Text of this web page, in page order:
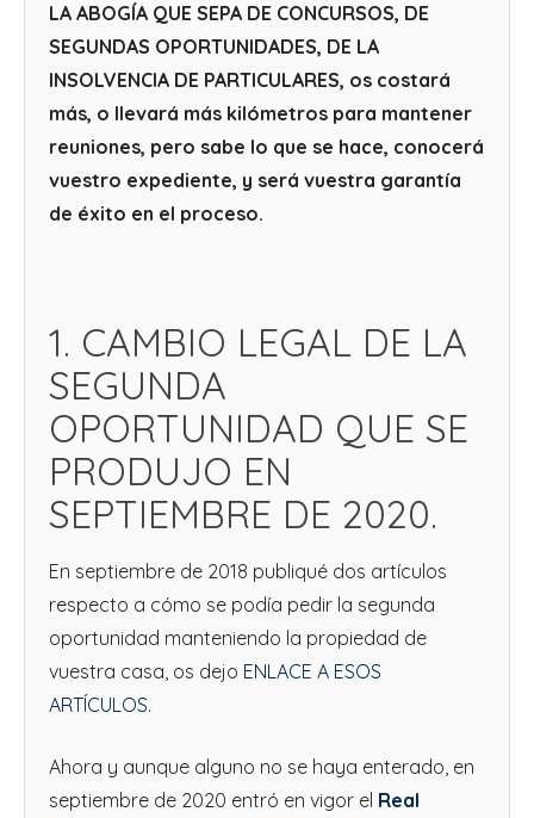
LA ABOGÍA QUE SEPA DE CONCURSOS, DE
SEGUNDAS OPORTUNIDADES, DE LA
INSOLVENCIA DE PARTICULARES, os costará
más, o llevará más kilómetros para mantener
reuniones, pero sabe lo que se hace, conocerá
vuestro expediente, y será vuestra garantía
de éxito en el proceso.
1. CAMBIO LEGAL DE LA
SEGUNDA
OPORTUNIDAD QUE SE
PRODUJO EN
SEPTIEMBRE DE 2020.
En septiembre de 2018 publiqué dos artículos
respecto a cómo se podía pedir la segunda
oportunidad manteniendo la propiedad de
vuestra casa, os dejo ENLACE A ESOS
ARTÍCULOS.
Ahora y aunque alguno no se haya enterado, en
septiembre de 2020 entró en vigor el Real